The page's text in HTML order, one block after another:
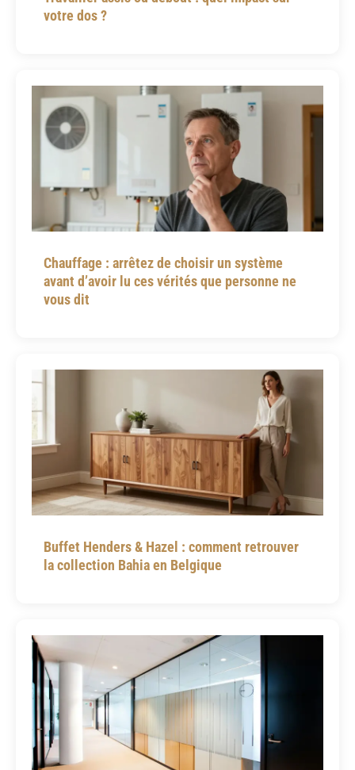
votre dos ?
Chauffage : arrêtez de choisir un système
avant d’avoir lu ces vérités que personne ne
vous dit
Buffet Henders & Hazel : comment retrouver
la collection Bahia en Belgique